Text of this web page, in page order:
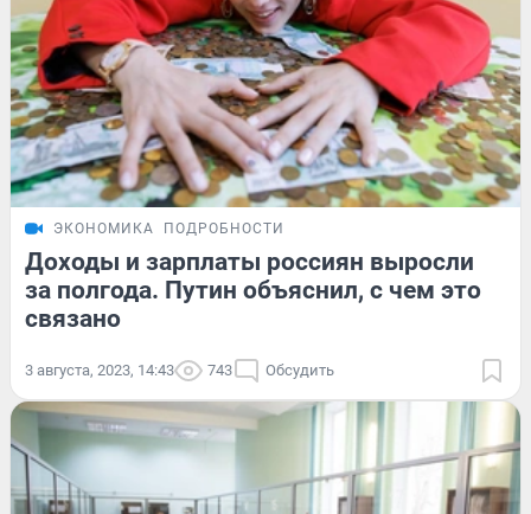
ЭКОНОМИКА ПОДРОБНОСТИ
Доходы и зарплаты россиян выросли
за полгода. Путин объяснил, с чем это
связано
3 августа, 2023, 14:43 743 Обсудить